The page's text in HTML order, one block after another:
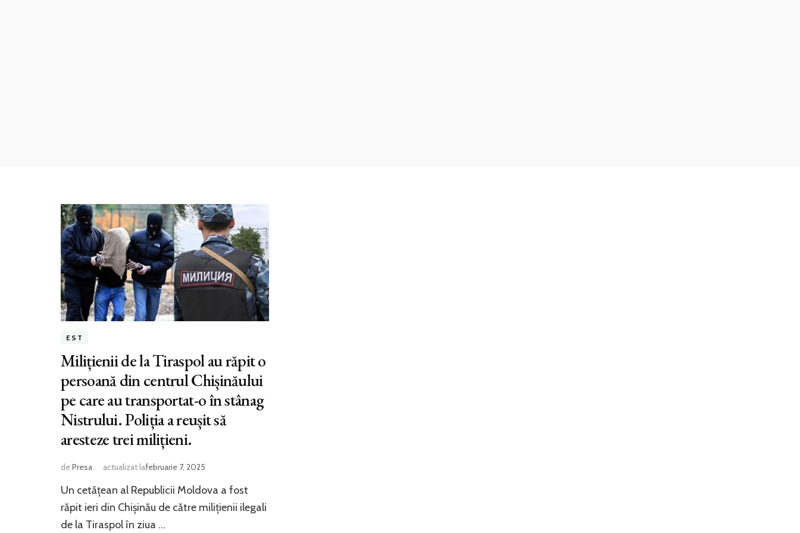
EST
Milițienii de la Tiraspol au răpit o
persoană din centrul Chișinăului
pe care au transportat-o în stânag
Nistrului. Poliția a reușit să
aresteze trei milițieni.
dePresa actualizat lafebruarie 7, 2025
Un cetățean al Republicii Moldova a fost
răpit ieri din Chișinău de către milițienii ilegali
de la Tiraspol în ziua …